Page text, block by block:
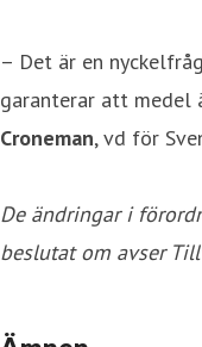
– Det är en
garanterar att medel
Croneman, vd för
De ändringar i
beslutat om avser